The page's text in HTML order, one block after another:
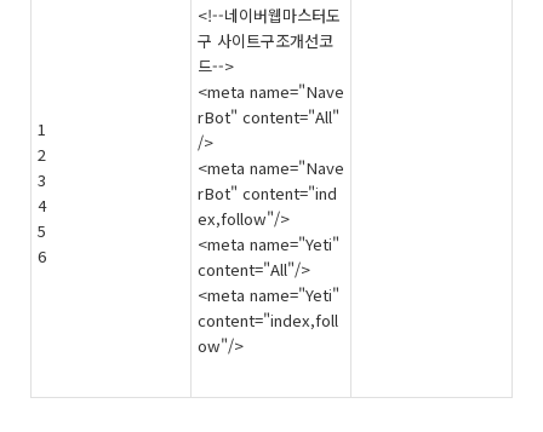
1
2
3
4
5
6
<!--네이버웹마스터도
구 사이트구조개선코
드-->
<meta name="Nave
rBot" content="All"
/>
<meta name="Nave
rBot" content="ind
ex,follow"/>
<meta name="Yeti"
content="All"/>
<meta name="Yeti"
content="index,foll
ow"/>